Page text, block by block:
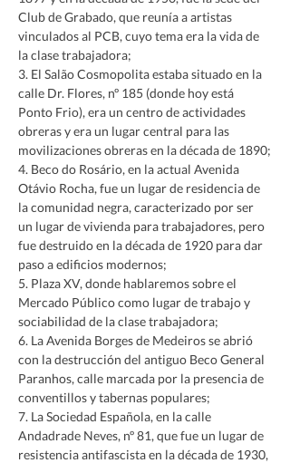
Club de Grabado, que reunía a artistas
vinculados al PCB, cuyo tema era la vida de
la clase trabajadora;
3. El Salão Cosmopolita estaba situado en la
calle Dr. Flores, nº 185 (donde hoy está
Ponto Frio), era un centro de actividades
obreras y era un lugar central para las
movilizaciones obreras en la década de 1890;
4. Beco do Rosário, en la actual Avenida
Otávio Rocha, fue un lugar de residencia de
la comunidad negra, caracterizado por ser
un lugar de vivienda para trabajadores, pero
fue destruido en la década de 1920 para dar
paso a edificios modernos;
5. Plaza XV, donde hablaremos sobre el
Mercado Público como lugar de trabajo y
sociabilidad de la clase trabajadora;
6. La Avenida Borges de Medeiros se abrió
con la destrucción del antiguo Beco General
Paranhos, calle marcada por la presencia de
conventillos y tabernas populares;
7. La Sociedad Española, en la calle
Andadrade Neves, nº 81, que fue un lugar de
resistencia antifascista en la década de 1930,